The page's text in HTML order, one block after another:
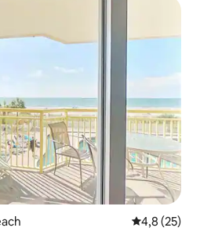
4,8 de uma
4,8 (25)